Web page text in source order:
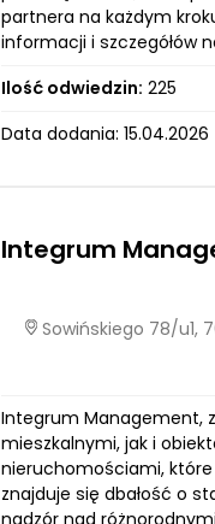
partnera na każdym
informacji i szczegółów
Ilość odwiedzin: 225
Data dodania: 15.04.2026
Integrum
Sowińskiego 78/u1,
Integrum Management,
mieszkalnymi, jak i
nieruchomościami,
znajduje się dbałość o
nadzór nad